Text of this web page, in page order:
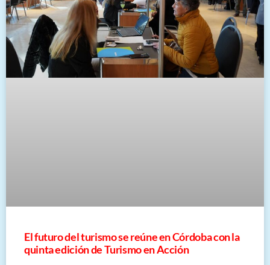
El futuro del turismo se reúne en Córdoba con la
quinta edición de Turismo en Acción